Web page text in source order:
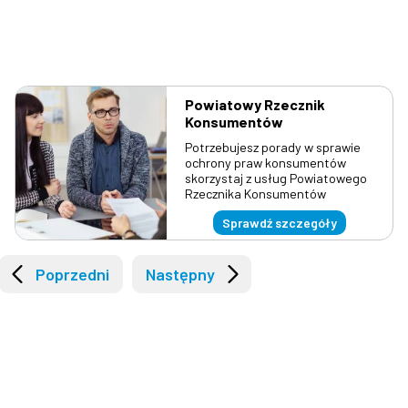
4 sierpnia 2026
Zapraszamy do udziału
w projekcie „Nasz
Powiat – Nasze Pasje”!
od 10 do 16 sierpnia
29 kwietnia 2021
Punkty szczepień na
terenie Powiatu
Lublinieckiego
Powiatowy Rzecznik
Konsumentów
Potrzebujesz porady w sprawie
ochrony praw konsumentów
skorzystaj z usług Powiatowego
Rzecznika Konsumentów
Sprawdź szczegóły
Poprzedni Następny